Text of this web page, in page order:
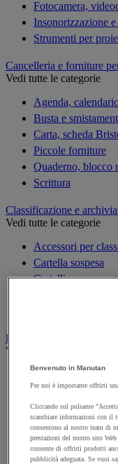
Fotocamera,
Insonorizzazione
Strumenti per
Cancelleria e forniture
Vedi tutte le categorie
Agenda,
Busta e
Carta, scheda
Piccole forniture
Quaderno, blocco
Scrittura
Classificazione e
Vedi tutte le categorie
Accessori per
Cartella sospesa
Cartellina e
Decorazione
Vedi tutte le categorie
Cartina geografica
Cornice e sistema
Decorazione per
Orologio
Pellicola adesiva
Pianta artificiale
Benvenuto in Manutan
Per noi è importante offrirti
Cliccando sul pulsante
scambiare informazioni con il
consentono al nostro team di
prestazioni del nostro sito
consente di offrirti prodotti
pubblicità adeguata. Se vuoi